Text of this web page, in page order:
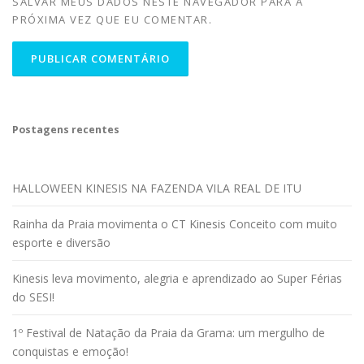
PRÓXIMA VEZ QUE EU COMENTAR.
Postagens recentes
HALLOWEEN KINESIS NA FAZENDA VILA REAL DE ITU
Rainha da Praia movimenta o CT Kinesis Conceito com muito
esporte e diversão
Kinesis leva movimento, alegria e aprendizado ao Super Férias
do SESI!
1º Festival de Natação da Praia da Grama: um mergulho de
conquistas e emoção!